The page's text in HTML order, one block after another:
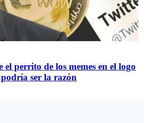
el perrito de los memes en el logo
ser la razón